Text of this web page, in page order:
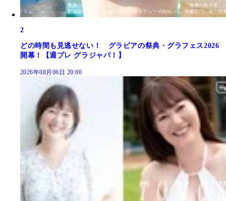
2
どの時間も見逃せない！ グラビアの祭典・グラフェス2026
開幕！【週プレ グラジャパ！】
2026年08月06日 20:00